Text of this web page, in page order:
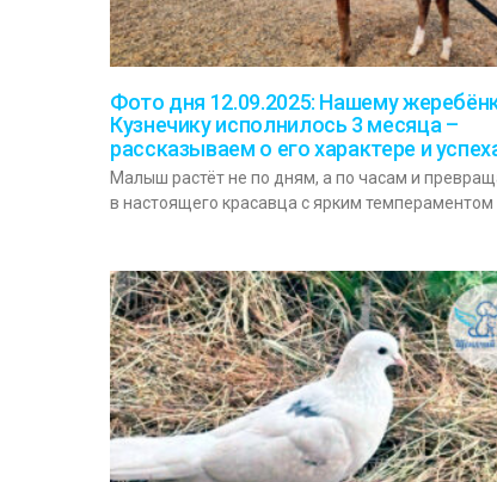
Фото дня 12.09.2025: Нашему
Кузнечику исполнилось 3 месяца –
рассказываем о его характере и
Малыш растёт не по дням, а по часам и
в настоящего красавца с ярким темпераментом